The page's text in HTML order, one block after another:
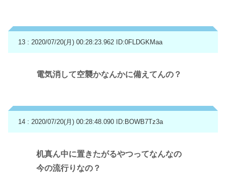
13 : 2020/07/20(月) 00:28:23.962 ID:0FLDGKMaa
電気消して空襲かなんかに備えてんの？
14 : 2020/07/20(月) 00:28:48.090 ID:BOWB7Tz3a
机真ん中に置きたがるやつってなんなの
今の流行りなの？